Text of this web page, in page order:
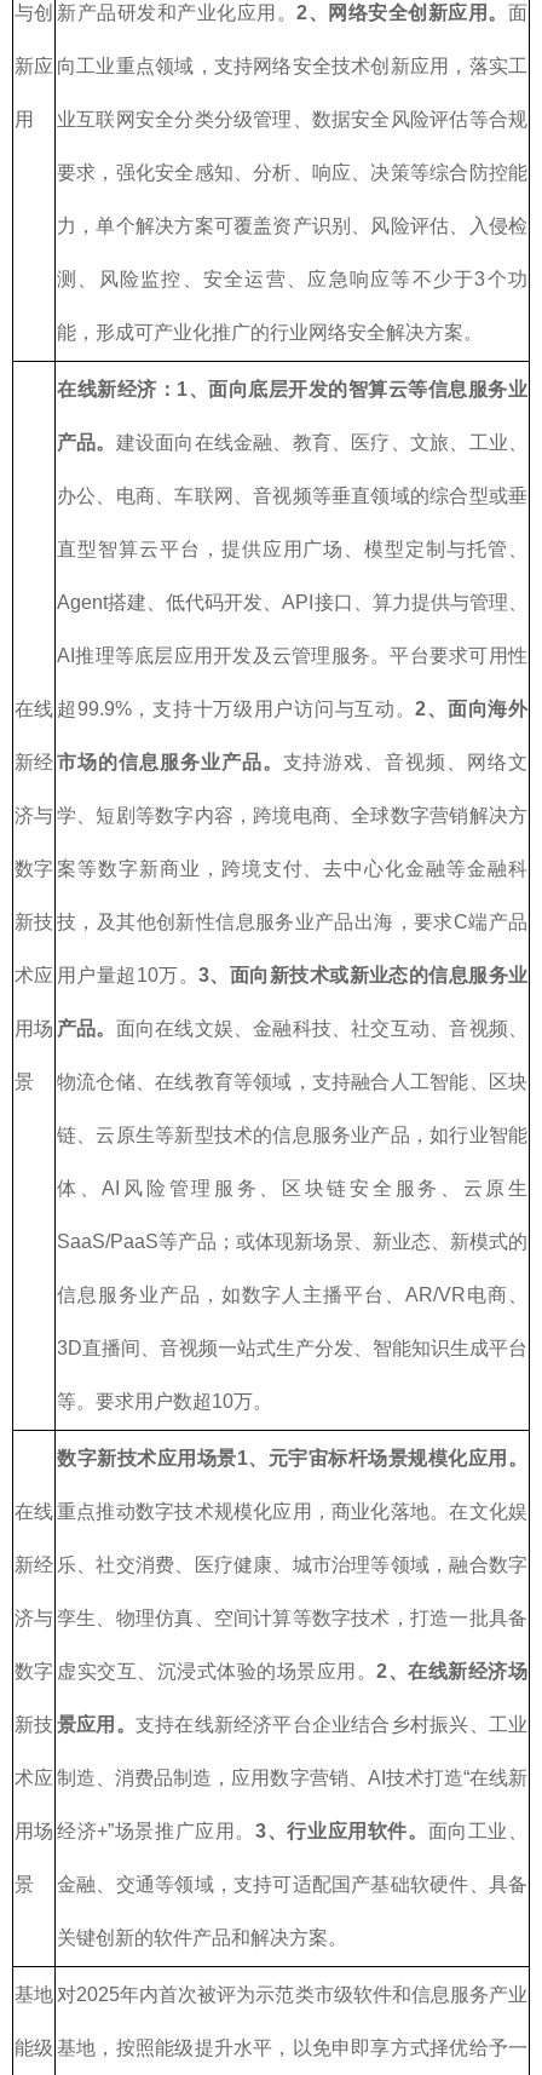
与创
新应
用
新产品研发和产业化应用。2、网络安全创新应用。面
向工业重点领域，支持网络安全技术创新应用，落实工
业互联网安全分类分级管理、数据安全风险评估等合规
要求，强化安全感知、分析、响应、决策等综合防控能
力，单个解决方案可覆盖资产识别、风险评估、入侵检
测、风险监控、安全运营、应急响应等不少于3个功
能，形成可产业化推广的行业网络安全解决方案。
在线
新经
济与
数字
新技
术应
用场
景
在线新经济： 1、面向底层开发的智算云等信息服务业
产品。 建设面向在线金融、教育、医疗、文旅、工业、
办公、电商、车联网、音视频等垂直领域的综合型或垂
直型智算云平台，提供应用广场、模型定制与托管、
Agent搭建、低代码开发、API接口、算力提供与管理、
AI推理等底层应用开发及云管理服务。平台要求可用性
超99.9%，支持十万级用户访问与互动。2、面向海外
市场的信息服务业产品。 支持游戏、音视频、网络文
学、短剧等数字内容，跨境电商、全球数字营销解决方
案等数字新商业，跨境支付、去中心化金融等金融科
技，及其他创新性信息服务业产品出海，要求C端产品
用户量超10万。3、面向新技术或新业态的信息服务业
产品。 面向在线文娱、金融科技、社交互动、音视频、
物流仓储、在线教育等领域，支持融合人工智能、区块
链、云原生等新型技术的信息服务业产品，如行业智能
体、AI风险管理服务、区块链安全服务、云原生
SaaS/PaaS等产品；或体现新场景、新业态、新模式的
信息服务业产品，如数字人主播平台、AR/VR电商、
3D直播间、音视频一站式生产分发、智能知识生成平台
等。要求用户数超10万。
在线
新经
济与
数字
新技
术应
用场
景
数字新技术应用场景1、元宇宙标杆场景规模化应用。
重点推动数字技术规模化应用，商业化落地。在文化娱
乐、社交消费、医疗健康、城市治理等领域，融合数字
孪生、物理仿真、空间计算等数字技术，打造一批具备
虚实交互、沉浸式体验的场景应用。2、在线新经济场
景应用。 支持在线新经济平台企业结合乡村振兴、工业
制造、消费品制造，应用数字营销、AI技术打造“在线新
经济+”场景推广应用。3、行业应用软件。 面向工业、
金融、交通等领域，支持可适配国产基础软硬件、具备
关键创新的软件产品和解决方案。
基地
能级
对2025年内首次被评为示范类市级软件和信息服务产业
基地，按照能级提升水平，以免申即享方式择优给予一